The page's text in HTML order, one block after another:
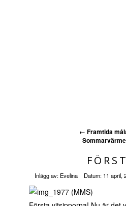
← Framtida
Inlägg av: Evelina Datum: 11 april,